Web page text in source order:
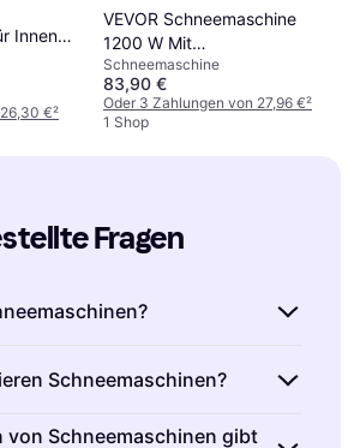
Innen
€²
VEVOR Schneemaschine
1200 W Mit
Höhenverstellbarem Ständer
Schneemaschine
83,90 €
Oder 3 Zahlungen von 27,96 €²
1 Shop
Fragen
Sie werden häufig bei
eingesetzt, um eine
Schneemaschinen?
funktionieren durch die
von Schneemaschinen gibt